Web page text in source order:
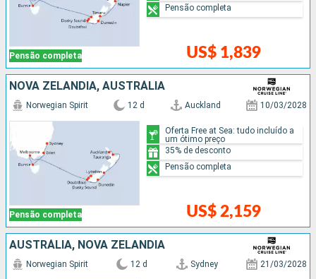
Pensão completa US$ 1,839
Pensão completa
NOVA ZELÂNDIA, AUSTRÁLIA
Pensão completa
Norwegian Spirit 12 d Auckland 10/03/2028
US$ 2,159
Oferta Free at Sea: tudo incluído a
um ótimo preço
35% de desconto
Pensão completa
AUSTRÁLIA, NOVA ZELÂNDIA
Norwegian Spirit 12 d Sydney 21/03/2028